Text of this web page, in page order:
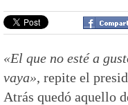
«El que no esté a
vaya», repite el
Atrás quedó aquello